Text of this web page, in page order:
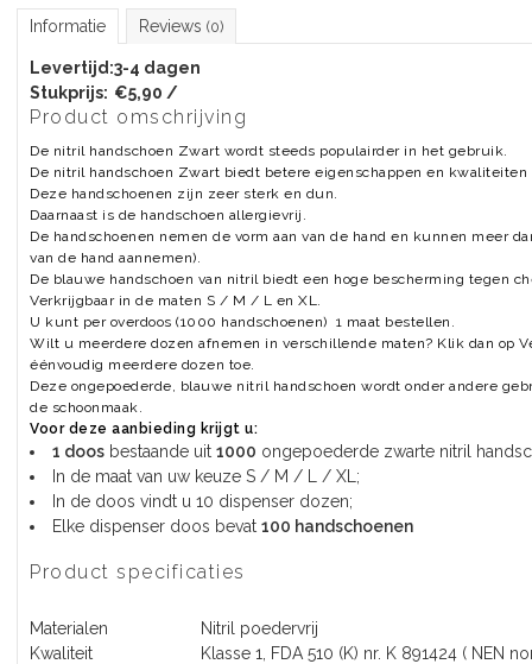
Informatie Reviews (0)
Levertijd:3-4 dagen
Stukprijs: €5,90 /
Product omschrijving
De nitril handschoen Zwart wordt steeds populairder in het gebruik.
De nitril handschoen Zwart biedt betere eigenschappen en
Deze handschoenen zijn zeer sterk en dun.
Daarnaast is de handschoen allergievrij.
De handschoenen nemen de vorm aan van de hand en kunnen meer
van de hand aannemen).
De blauwe handschoen van nitril biedt een hoge bescherming tegen
Verkrijgbaar in de maten S / M / L en XL.
U kunt per overdoos (1000 handschoenen) 1 maat bestellen.
Wilt u meerdere dozen afnemen in verschillende maten? Klik dan op
éénvoudig meerdere dozen toe.
Deze ongepoederde, blauwe nitril handschoen wordt onder andere
de schoonmaak.
Voor deze aanbieding krijgt u:
1 doos bestaande uit 1000 ongepoederde zwarte nitril
In de maat van uw keuze S / M / L / XL;
In de doos vindt u 10 dispenser dozen;
Elke dispenser doos bevat 100 handschoenen
Product specificaties
Materialen
Nitril poedervrij
Kwaliteit
Klasse 1, FDA 510 (K) nr. K 891424 ( NEN